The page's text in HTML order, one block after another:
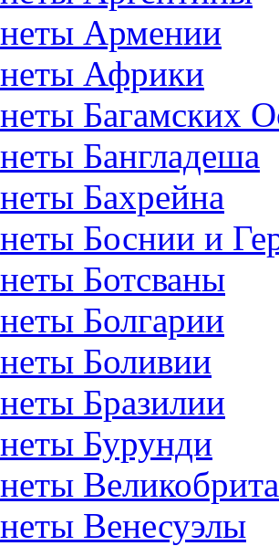
Армении
Африки
Багамских
Бангладеша
Бахрейна
Боснии и
Ботсваны
Болгарии
Боливии
Бразилии
Бурунди
Венесуэлы